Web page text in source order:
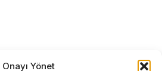
Onayı Yönet